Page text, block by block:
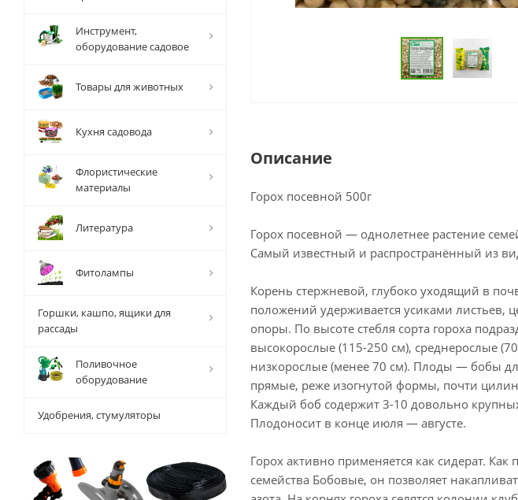
Описание
Горох посевной 500г
Горох посевной — однолетнее растение
Самый известный и распространённый из
Корень стержневой, глубоко уходящий в
положений удерживается усиками листьев,
опоры. По высоте стебля сорта гороха
высокорослые (115-250 см), среднерослые
низкорослые (менее 70 см). Плоды — бобы
прямые, реже изогнутой формы, почти
Каждый боб содержит 3-10 довольно
Плодоносит в конце июля — августе.
Горох активно применяется как сидерат. Как
семейства Бобовые, он позволяет
Инструмент,
оборудование садовое
Товары для животных
Кухня садовода
Флористические
материалы
Литература
Фитолампы
Горшки, кашпо, ящики для
рассады
Поливочное
оборудование
Удобрения, стумуляторы